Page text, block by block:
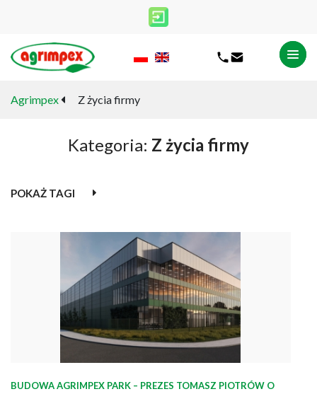
Agrimpex Z życia firmy
Kategoria: Z życia firmy
POKAŻ TAGI
BUDOWA AGRIMPEX PARK – PREZES TOMASZ PIOTRÓW O